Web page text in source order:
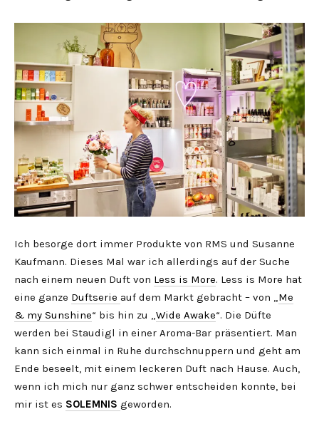
Ich besorge dort immer Produkte von RMS und Susanne
Kaufmann. Dieses Mal war ich allerdings auf der Suche
nach einem neuen Duft von Less is More. Less is More hat
eine ganze Duftserie auf dem Markt gebracht – von „ Me
& my Sunshine“ bis hin zu „ Wide Awake“. Die Düfte
werden bei Staudigl in einer Aroma-Bar präsentiert. Man
kann sich einmal in Ruhe durchschnuppern und geht am
Ende beseelt, mit einem leckeren Duft nach Hause. Auch,
wenn ich mich nur ganz schwer entscheiden konnte, bei
mir ist es SOLEMNIS geworden.